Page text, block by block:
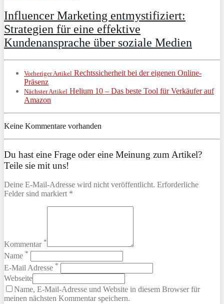
Influencer Marketing entmystifiziert:
Strategien für eine effektive
Kundenansprache über soziale Medien
Vorheriger Artikel Rechtssicherheit bei der eigenen Online-
Präsenz
Nächster Artikel Helium 10 – Das beste Tool für Verkäufer auf
Amazon
Keine Kommentare vorhanden
Du hast eine Frage oder eine Meinung zum Artikel?
Teile sie mit uns!
Deine E-Mail-Adresse wird nicht veröffentlicht. Erforderliche
Felder sind markiert *
Kommentar *
Name *
E-Mail Adresse *
Webseite
Name, E-Mail-Adresse und Website in diesem Browser für
meinen nächsten Kommentar speichern.